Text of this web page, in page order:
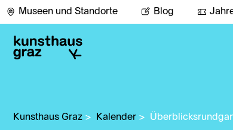
Museen und Standorte Blog
Kunsthaus Graz > Kalender >